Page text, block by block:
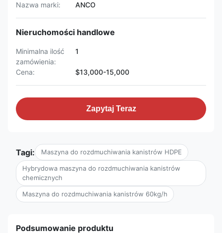
Nazwa marki: ANCO
Nieruchomości handlowe
Minimalna ilość
zamówienia:
1
Cena: $13,000-15,000
Zapytaj Teraz
Tagi: Maszyna do rozdmuchiwania kanistrów HDPE
Hybrydowa maszyna do rozdmuchiwania kanistrów
chemicznych
Maszyna do rozdmuchiwania kanistrów 60kg/h
Podsumowanie produktu